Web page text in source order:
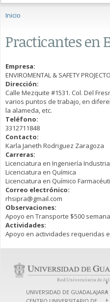
Inicio
Practicantes en
Empresa:
ENVIROMENTAL & SAFETY
Dirección:
Calle Mezquite #1531. Col. Del
varios puntos de trabajo, en
la alameda, etc.
Teléfono:
3312711848
Contacto:
Karla Janeth Rodriguez Zaragoza
Carreras:
Licenciatura en Ingeniería
Licenciatura en Química
Licenciatura en Químico
Correo electrónico:
rhsipra@gmail.com
Observaciones:
Apoyo en Transporte $500
Actividades:
Apoyo en actividades requeridas
UNIVERSIDAD DE GUADALAJARA